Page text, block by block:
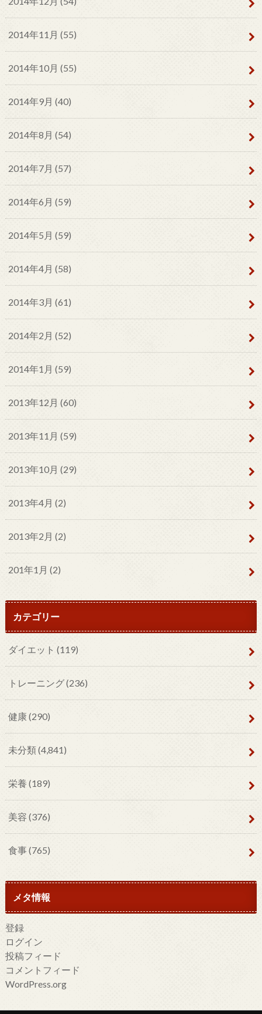
2014年11月 (55)
2014年10月 (55)
2014年9月 (40)
2014年8月 (54)
2014年7月 (57)
2014年6月 (59)
2014年5月 (59)
2014年4月 (58)
2014年3月 (61)
2014年2月 (52)
2014年1月 (59)
2013年12月 (60)
2013年11月 (59)
2013年10月 (29)
2013年4月 (2)
2013年2月 (2)
201年1月 (2)
カテゴリー
ダイエット (119)
トレーニング(236)
健康(290)
未分類(4,841)
栄養 (189)
美容 (376)
食事(765)
メタ情報
登録
ログイン
投稿フィード
コメントフィード
WordPress.org